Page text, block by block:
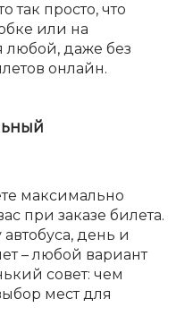
так просто, что
или на
любой, даже без
онлайн.
максимально
при заказе билета.
день и
– любой вариант
совет: чем
мест для